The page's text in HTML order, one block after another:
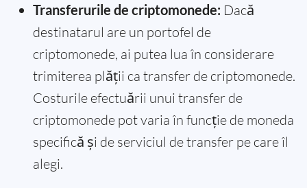
Transferurile de criptomonede: Dacă
destinatarul are un portofel de
criptomonede, ai putea lua în considerare
trimiterea plății ca transfer de criptomonede.
Costurile efectuării unui transfer de
criptomonede pot varia în funcție de moneda
specifică și de serviciul de transfer pe care îl
alegi.